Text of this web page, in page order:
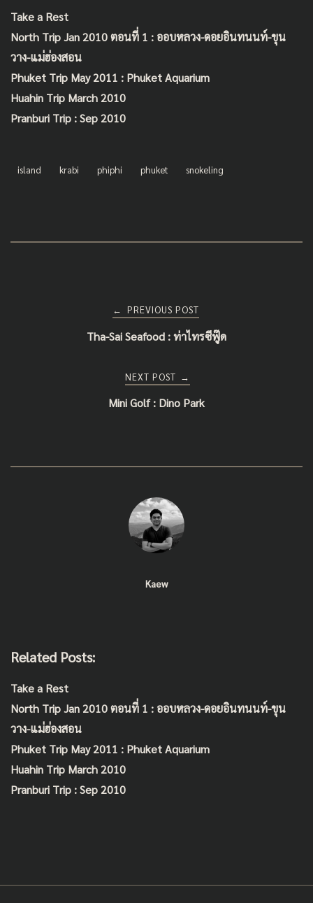
b
o
o
k
er
Take a Rest
North Trip Jan 2010 ตอนที่ 1 : ออบหลวง-ดอยอินทนนท์-ขุน
วาง-แม่ฮ่องสอน
Phuket Trip May 2011 : Phuket Aquarium
Huahin Trip March 2010
Pranburi Trip : Sep 2010
island krabi phiphi phuket snokeling
navigation
← PREVIOUS POST
Tha-Sai Seafood : ท่าไทรซีฟู๊ด
NEXT POST →
Mini Golf : Dino Park
Kaew
Related Posts:
Take a Rest
North Trip Jan 2010 ตอนที่ 1 : ออบหลวง-ดอยอินทนนท์-ขุน
วาง-แม่ฮ่องสอน
Phuket Trip May 2011 : Phuket Aquarium
Huahin Trip March 2010
Pranburi Trip : Sep 2010